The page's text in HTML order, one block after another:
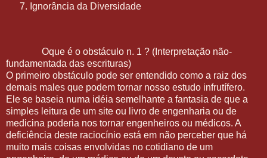
Ignorância da Diversidade
Oque é o obstáculo n. 1 ? (Interpretação não-
fundamentada das escrituras)
O primeiro obstáculo pode ser entendido como a raiz dos
demais males que podem tornar nosso estudo infrutífero.
Ele se baseia numa idéia semelhante a fantasia de que a
simples leitura de um site ou livro de engenharia ou de
medicina poderia nos tornar engenheiros ou médicos. A
deficiência deste raciocínio está em não perceber que há
muito mais coisas envolvidas no cotidiano de um